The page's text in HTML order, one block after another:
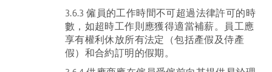
3.6.3 僱員的工作時間不可超過法律許可的時
數，如超時工作則應獲得適當補薪。員工應
享有權利休放所有法定（包括產假及侍產
假）和合約訂明的假期。